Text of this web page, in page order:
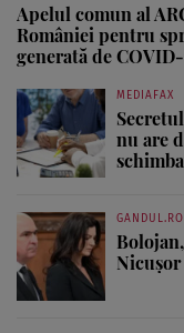
Apelul comun al
României pentru
generată de
MEDIAFAX
nu are
GANDUL.RO